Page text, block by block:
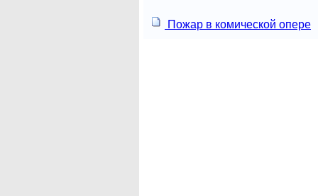
Пожар в комической опере